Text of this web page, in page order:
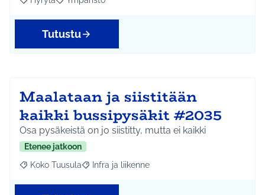
Rajaa tulokset aihepiirin mukaan: Hyrylä
Rajaa tulokset teeman mukaan: Ympäristö
Tutustu
Maalataan ja siistitään
kaikki bussipysäkit #2035
Osa pysäkeistä on jo siistitty, mutta ei kaikki
Etenee jatkoon
Rajaa tulokset aihepiirin mukaan: Koko Tuusula
Koko Tuusula Rajaa tulokset teeman mukaan: Infra ja liikenne
Infra ja liikenne